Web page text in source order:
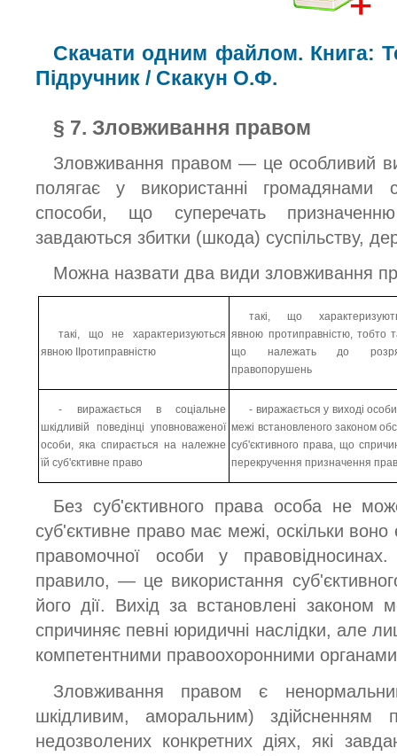
Скачати одним файлом. Книга:
Підручник / Скакун О.Ф.
§ 7. Зловживання правом
Зловживання правом — це особливий
полягає у використанні громадянами
способи, що суперечать
завдаються збитки (шкода) суспільству,
Можна назвати два види зловживання
такі, що не характеризуються
явною ІІротиправністю
такі, що
явною протиправністю, тобто
що належать до
правопорушень
- виражається в соціальне
шкідливій поведінці уповноваженої
особи, яка спирається на належне
їй суб'єктивне право
- виражається у виході
межі встановленого законом
суб'єктивного права, що
перекручення призначення
Без суб'єктивного права особа не
суб'єктивне право має межі, оскільки
правомочної особи у
правило, — це використання
його дії. Вихід за встановлені законом
спричиняє певні юридичні наслідки, але
компетентними правоохоронними
Зловживання правом є
шкідливим, аморальним)
недозволених конкретних діях, які